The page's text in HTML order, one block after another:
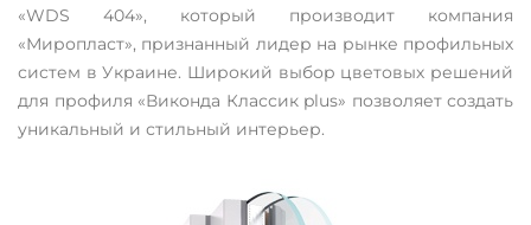
«WDS 404», который производит компания
«Миропласт», признанный лидер на рынке профильных
систем в Украине. Широкий выбор цветовых решений
для профиля «Виконда Классик plus» позволяет создать
уникальный и стильный интерьер.